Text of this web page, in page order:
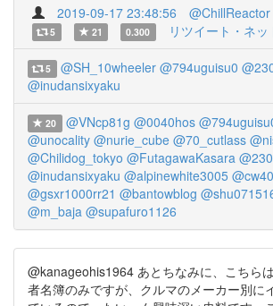
2019-09-17 23:48:56 @ChillReactor
5 21 0.300 リツイート・ネ
5 @SH_10wheeler @794uguisu0
@inudansixyaku
20 @VNcp81g @0040hos
@unocality @nurie_cube @70_cutlass
@Chilidog_tokyo @FutagawaKasara
@inudansixyaku @alpinewhite3005
@gsxr1000rr21 @bantowblog
@m_baja @supafuro1126
@kanageohis1964 あとちなみに、こちら
者名簿のみですが、クルマのメーカー別に